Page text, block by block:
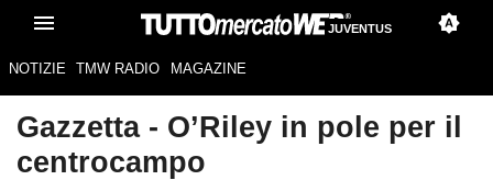
JUVENTUS
NOTIZIE TMW RADIO MAGAZINE
Gazzetta - O’Riley in pole per il
centrocampo